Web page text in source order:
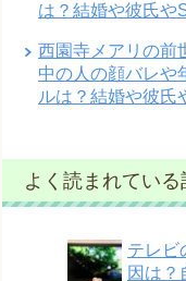
は？結婚や彼氏や
西園寺メアリの前
中の人の顔バレや
ルは？結婚や彼氏
よく読まれている
テレビ
因は？